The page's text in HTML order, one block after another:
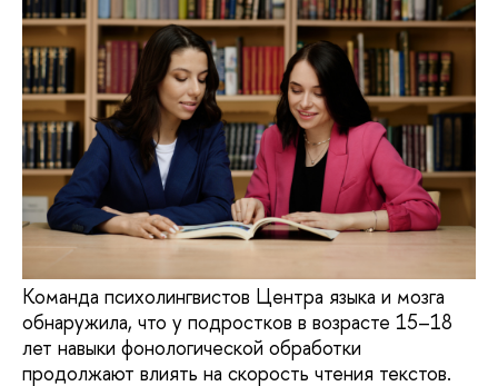
Команда психолингвистов Центра языка и мозга
обнаружила, что у подростков в возрасте 15–18
лет навыки фонологической обработки
продолжают влиять на скорость чтения текстов.